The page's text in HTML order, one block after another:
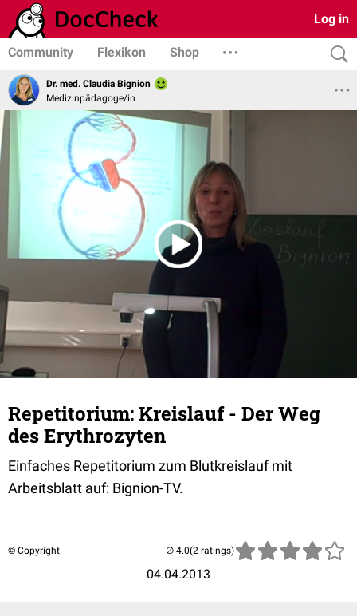
Log in
Community Flexikon Shop
Dr. med. Claudia Bignion
Medizinpädagoge/in
Repetitorium: Kreislauf - Der Weg
des Erythrozyten
Einfaches Repetitorium zum Blutkreislauf mit
Arbeitsblatt auf: Bignion-TV.
© Copyright
04.04.2013
(2 ratings)